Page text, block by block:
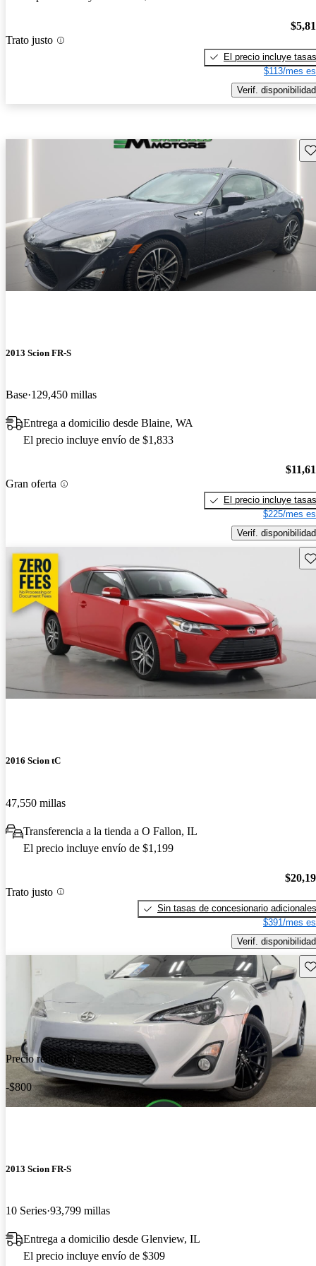
Trato justo
El precio incluye tasas
$113/mes
Verif. disponibilidad
2013 Scion FR-S
Base 129,450 millas
Entrega a domicilio desde Blaine, WA
El precio incluye envío de $1,833
Gran oferta
El precio incluye tasas
$225/mes
Verif. disponibilidad
2016 Scion tC
47,550 millas
Transferencia a la tienda a O Fallon, IL
El precio incluye envío de $1,199
Trato justo
Sin tasas de concesionario adicionales
$391/mes
Verif. disponibilidad
Precio reducido
-$800
2013 Scion FR-S
10 Series 93,799 millas
Entrega a domicilio desde Glenview, IL
El precio incluye envío de $309